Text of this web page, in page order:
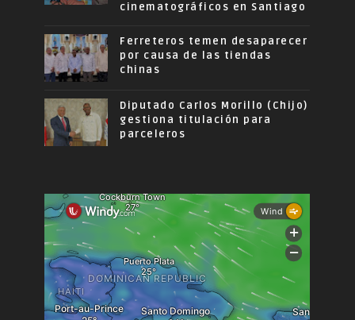
cinematográficos en Santiago
Ferreteros temen desaparecer
por causa de las tiendas
chinas
Diputado Carlos Morillo (Chijo)
gestiona titulación para
parceleros